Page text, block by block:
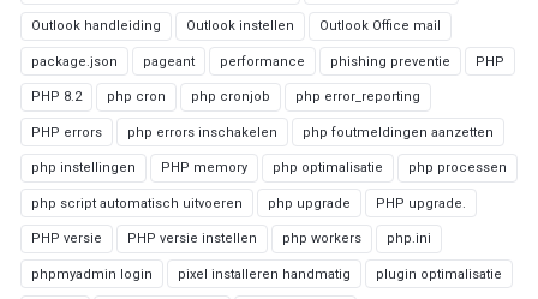
Outlook handleiding Outlook instellen Outlook Office mail
package.json pageant performance phishing preventie PHP
PHP 8.2 php cron php cronjob php error_reporting
PHP errors php errors inschakelen php foutmeldingen aanzetten
php instellingen PHP memory php optimalisatie php processen
php script automatisch uitvoeren php upgrade PHP upgrade.
PHP versie PHP versie instellen php workers php.ini
phpmyadmin login pixel installeren handmatig plugin optimalisatie